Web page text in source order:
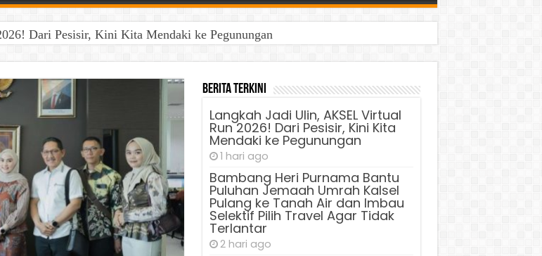
Dari Pesisir, Kini Kita Mendaki ke Pegunungan
Berita Terkini
Langkah Jadi Ulin, AKSEL Virtual
Run 2026! Dari Pesisir, Kini Kita
Mendaki ke Pegunungan
1 hari ago
Bambang Heri Purnama Bantu
Puluhan Jemaah Umrah Kalsel
Pulang ke Tanah Air dan Imbau
Selektif Pilih Travel Agar Tidak
Terlantar
2 hari ago